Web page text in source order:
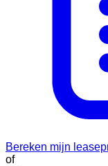
Bereken mijn
of